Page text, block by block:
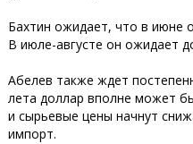
Бахтин ожидает, что в июне
В июле-августе он ожидает
Абелев также ждет
лета доллар вполне может
и сырьевые цены начнут
импорт.